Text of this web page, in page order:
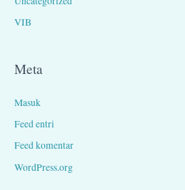
VIB
Meta
Masuk
Feed entri
Feed komentar
WordPress.org